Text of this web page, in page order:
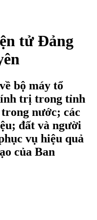
tử Đảng
bộ máy tổ
trị trong tỉnh
nước; các
đất và người
vụ hiệu quả
của Ban